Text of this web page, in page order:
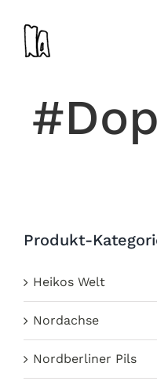
Inhalt
springen
Produkt-
Heikos Welt
Nordachse
Nordberliner Pils